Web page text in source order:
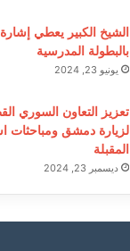
الشيخ الكبير يعطي إشارة
بالبطولة المدرسية
يونيو 23, 2024
تعزيز التعاون السوري
لزيارة دمشق ومباحثات
المقبلة
ديسمبر 23, 2024